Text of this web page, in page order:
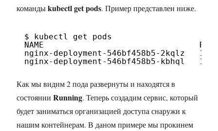
командыkubectl get pods. Пример представлен ниже.
$ kubectl get pods
NAME
nginx-deployment-546bf458b5-2kqlz   1
nginx-deployment-546bf458b5-kbhql   1
Как мы видим 2 пода развернуты и находятся в
состоянииRunning. Теперь создадим сервис, который
будет заниматься организацией доступа снаружи к
нашим контейнерам. В даном примере мы прокинем